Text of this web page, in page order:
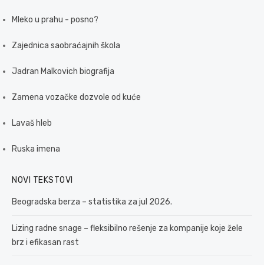
Mleko u prahu - posno?
Zajednica saobraćajnih škola
Jadran Malkovich biografija
Zamena vozačke dozvole od kuće
Lavaš hleb
Ruska imena
NOVI TEKSTOVI
Beogradska berza – statistika za jul 2026.
Lizing radne snage – fleksibilno rešenje za kompanije koje žele
brz i efikasan rast